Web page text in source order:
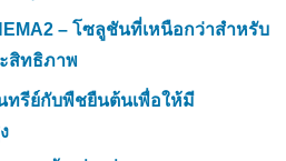
– โซลูชันที่เหนือกว่าสำหรับ
สิทธิภาพ
ทรีย์กับพืชยืนต้นเพื่อให้มี